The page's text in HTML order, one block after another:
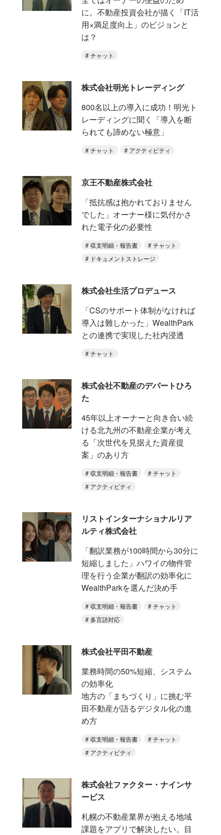
に。不動産投資会社が描く「IT活
用×満足度向上」のビジョンと
は？
チャット
株式会社明光トレーディング
800名以上の導入に成功！明光ト
レーディングに聞く「導入を断
られても諦めない極意」
チャット アクティビティ
京王不動産株式会社
「抵抗感は抱かれておりません
でした」オーナー様に気付かさ
れた電子化の必要性
収支明細・報告書
チャット
ドキュメントストレージ
株式会社生活プロデュース
「CSのサポート体制がなければ
導入は難しかった」WealthPark
との連携で実現した社内浸透
チャット
株式会社不動産のデパートひろ
た
45年以上オーナーと向き合い続
ける北九州の不動産企業が考え
る「次世代を見据えた資産提
案」のあり方
収支明細・報告書
チャット
アクティビティ
リストインターナショナルリア
ルティ株式会社
「翻訳業務が100時間から30分に
短縮しました」ハワイの物件管
理を行う企業が翻訳の効率化に
WealthParkを選んだ決め手
収支明細・報告書
チャット
多言語対応
株式会社平田不動産
業務時間の50%短縮、システム
の効率化
地方の「まちづくり」に挑む平
田不動産が語るデジタル化の進
め方
収支明細・報告書
チャット
アクティビティ
株式会社ファクター・ナインサ
ービス
札幌の不動産業界が抱える地域
課題をアプリで解決したい。目